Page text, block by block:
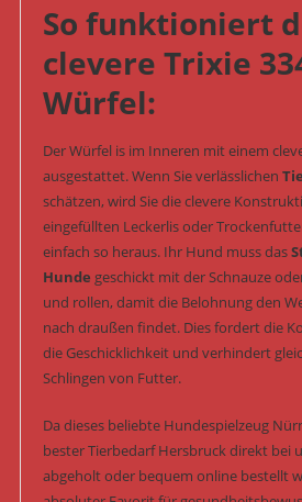
So funktioniert
clevere Trixie
Würfel:
Der Würfel is im Inneren mit einem
ausgestattet. Wenn Sie verlässlichen
schätzen, wird Sie die clevere
eingefüllten Leckerlis oder
einfach so heraus. Ihr Hund muss das
Hunde geschickt mit der Schnauze
und rollen, damit die Belohnung den
nach draußen findet. Dies fordert die
die Geschicklichkeit und verhindert
Schlingen von Futter.
Da dieses beliebte Hundespielzeug
bester Tierbedarf Hersbruck direkt bei
abgeholt oder bequem online bestellt